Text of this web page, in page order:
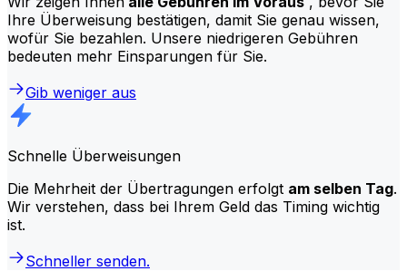
Ihre Überweisung bestätigen, damit Sie genau wissen,
wofür Sie bezahlen. Unsere niedrigeren Gebühren
bedeuten mehr Einsparungen für Sie.
Gib weniger aus
Schnelle Überweisungen
Die Mehrheit der Übertragungen erfolgt am selben Tag.
Wir verstehen, dass bei Ihrem Geld das Timing wichtig
ist.
Schneller senden.